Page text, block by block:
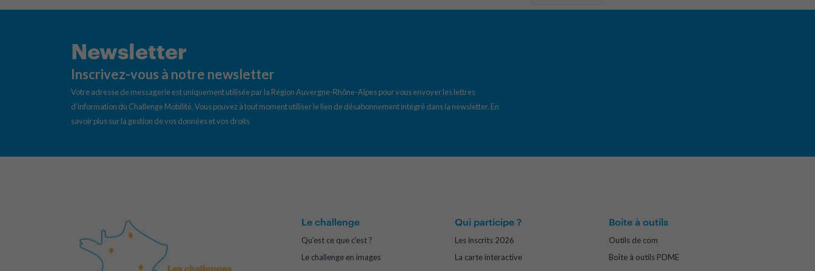
Newsletter
Inscrivez-vous à notre newsletter
Votre adresse de messagerie est uniquement utilisée par la Région Auvergne-Rhône-Alpes pour vous envoyer les lettres
d’information du Challenge Mobilité. Vous pouvez à tout moment utiliser le lien de désabonnement intégré dans la newsletter. En
savoir plus sur la gestion de vos données et vos droits
Le challenge
Qu'est ce que c'est ?
Le challenge en images
Qui participe ?
Les inscrits 2026
La carte interactive
Boite à outils
Outils de com
Boîte à outils PDME